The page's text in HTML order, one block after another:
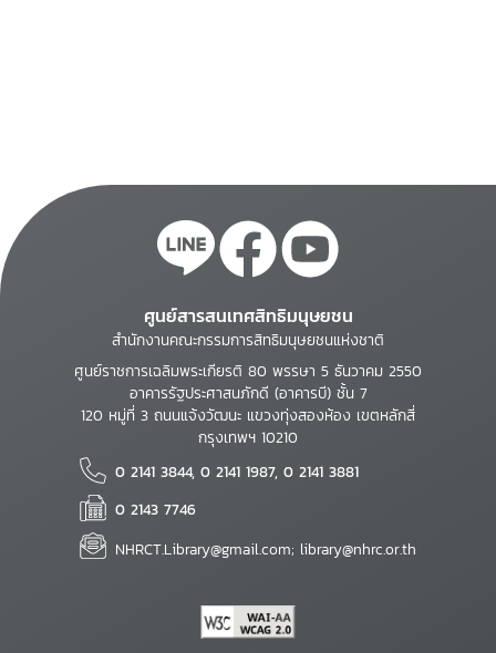
ศูนย์สารสนเทศสิทธิมนุษยชน
สำนักงานคณะกรรมการสิทธิมนุษยชนแห่งชาติ
ศูนย์ราชการเฉลิมพระเกียรติ 80 พรรษา 5 ธันวาคม 2550
อาคารรัฐประศาสนภักดี (อาคารบี) ชั้น 7
120 หมู่ที่ 3 ถนนแจ้งวัฒนะ แขวงทุ่งสองห้อง เขตหลักสี่
กรุงเทพฯ 10210
0 2141 3844, 0 2141 1987, 0 2141 3881
0 2143 7746
NHRCT.Library@gmail.com; library@nhrc.or.th